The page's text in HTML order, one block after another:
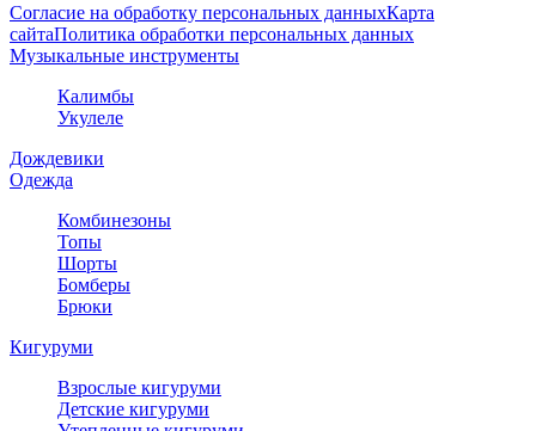
Согласие на обработку персональных данныхКарта
сайтаПолитика обработки персональных данных
Музыкальные инструменты
Калимбы
Укулеле
Дождевики
Одежда
Комбинезоны
Топы
Шорты
Бомберы
Брюки
Кигуруми
Взрослые кигуруми
Детские кигуруми